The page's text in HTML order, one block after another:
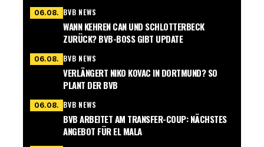
06.08. BVB NEWS
WANN KEHREN CAN UND SCHLOTTERBECK
ZURÜCK? BVB-BOSS GIBT UPDATE
06.08. BVB NEWS
VERLÄNGERT NIKO KOVAC IN DORTMUND? SO
PLANT DER BVB
06.08. BVB NEWS
BVB ARBEITET AM TRANSFER-COUP: NÄCHSTES
ANGEBOT FÜR EL MALA